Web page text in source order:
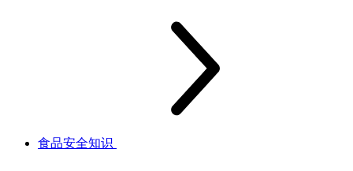
食品安全知识